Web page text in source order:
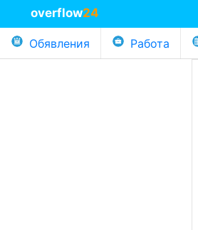
overflow24
Обявления Работа